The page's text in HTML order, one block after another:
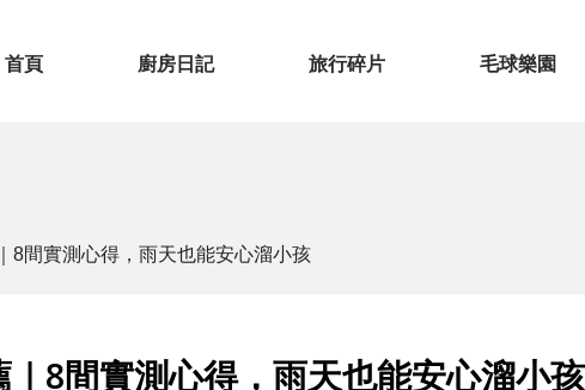
首頁 廚房日記 旅行碎片 毛球樂園
8間實測心得，雨天也能安心溜小孩
8間實測心得，雨天也能安心溜小孩